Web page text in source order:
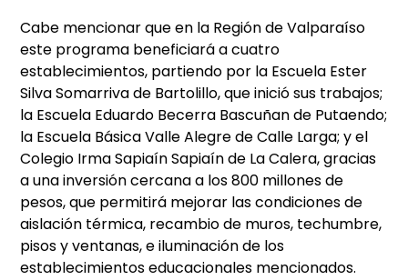
Cabe mencionar que en la Región de Valparaíso
este programa beneficiará a cuatro
establecimientos, partiendo por la Escuela Ester
Silva Somarriva de Bartolillo, que inició sus trabajos;
la Escuela Eduardo Becerra Bascuñan de Putaendo;
la Escuela Básica Valle Alegre de Calle Larga; y el
Colegio Irma Sapiaín Sapiaín de La Calera, gracias
a una inversión cercana a los 800 millones de
pesos, que permitirá mejorar las condiciones de
aislación térmica, recambio de muros, techumbre,
pisos y ventanas, e iluminación de los
establecimientos educacionales mencionados.